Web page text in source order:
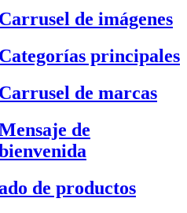
Carrusel de imágenes
Categorías principales
Carrusel de marcas
de
de productos